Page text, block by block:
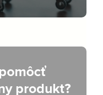
produkt?